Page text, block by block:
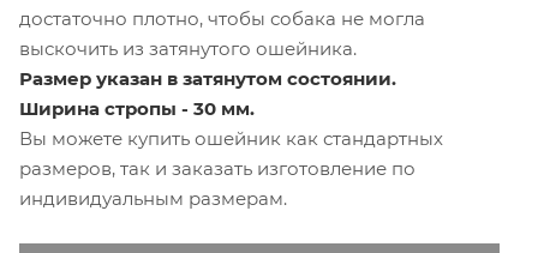
достаточно плотно, чтобы собака не могла
выскочить из затянутого ошейника.
Размер указан в затянутом состоянии.
Ширина стропы - 30 мм.
Вы можете купить ошейник как стандартных
размеров, так и заказать изготовление по
индивидуальным размерам.